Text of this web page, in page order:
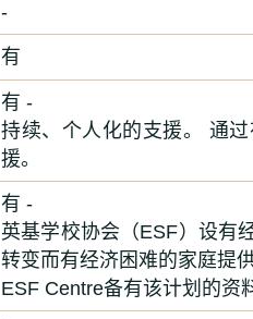
-
有
有 -
持续、个人化的支援。 通
援。
有 -
英基学校协会（ESF）设有
转变而有经济困难的家庭提
ESF Centre备有该计划的资